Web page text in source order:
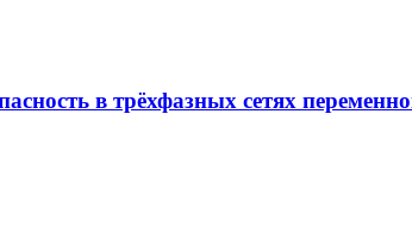
в трёхфазных сетях